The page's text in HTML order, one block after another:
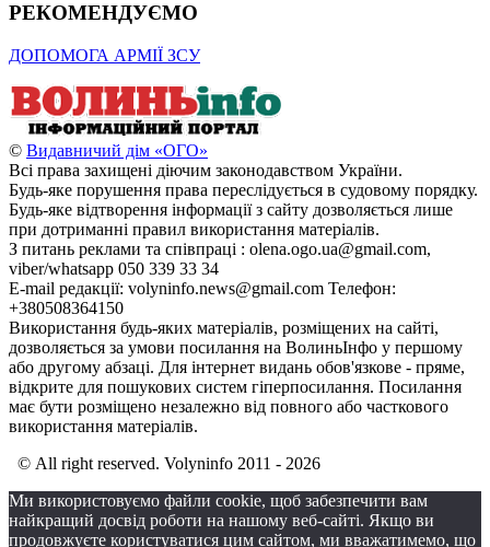
РЕКОМЕНДУЄМО
ДОПОМОГА АРМІЇ ЗСУ
© Видавничий дім «ОГО»
Всі права захищені діючим законодавством України.
Будь-яке порушення права переслідується в судовому порядку.
Будь-яке відтворення інформації з сайту дозволяється лише
при дотриманні правил використання матеріалів.
З питань реклами та співпраці : olena.ogo.ua@gmail.com,
viber/whatsapp 050 339 33 34
E-mail редакції: volyninfo.news@gmail.com Телефон:
+380508364150
Використання будь-яких матеріалів, розміщених на сайті,
дозволяється за умови посилання на ВолиньІнфо у першому
або другому абзаці. Для інтернет видань обов'язкове - пряме,
відкрите для пошукових систем гіперпосилання. Посилання
має бути розміщено незалежно від повного або часткового
використання матеріалів.
© All right reserved. Volyninfo 2011 - 2026
Ми використовуємо файли cookie, щоб забезпечити вам
найкращий досвід роботи на нашому веб-сайті. Якщо ви
продовжуєте користуватися цим сайтом, ми вважатимемо, що